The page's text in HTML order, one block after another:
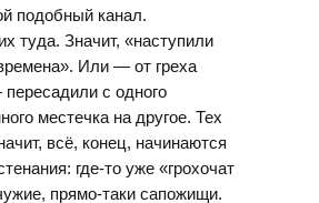
подобный канал.
туда. Значит, «наступили
Или — от греха
с одного
местечка на другое. Тех
всё, конец, начинаются
где-то уже «грохочат
прямо-таки сапожищи.